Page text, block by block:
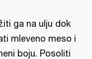
ga na ulju dok
mleveno meso i
boju. Posoliti